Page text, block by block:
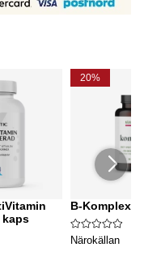
kaps
20%
B-Komplex
Närokällan